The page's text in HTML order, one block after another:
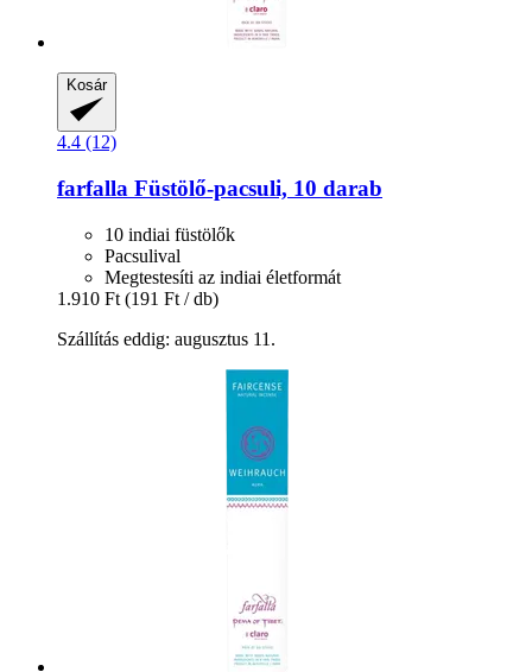
Kosár
4.4 (12)
farfalla Füstölő-​pacsuli, 10 darab
10 indiai füstölők
Pacsulival
Megtestesíti az indiai életformát
1.910 Ft (191 Ft / db)
Szállítás eddig: augusztus 11.